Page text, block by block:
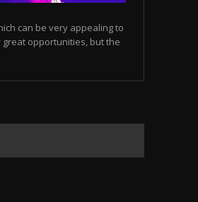
can be very appealing to
great opportunities, but the